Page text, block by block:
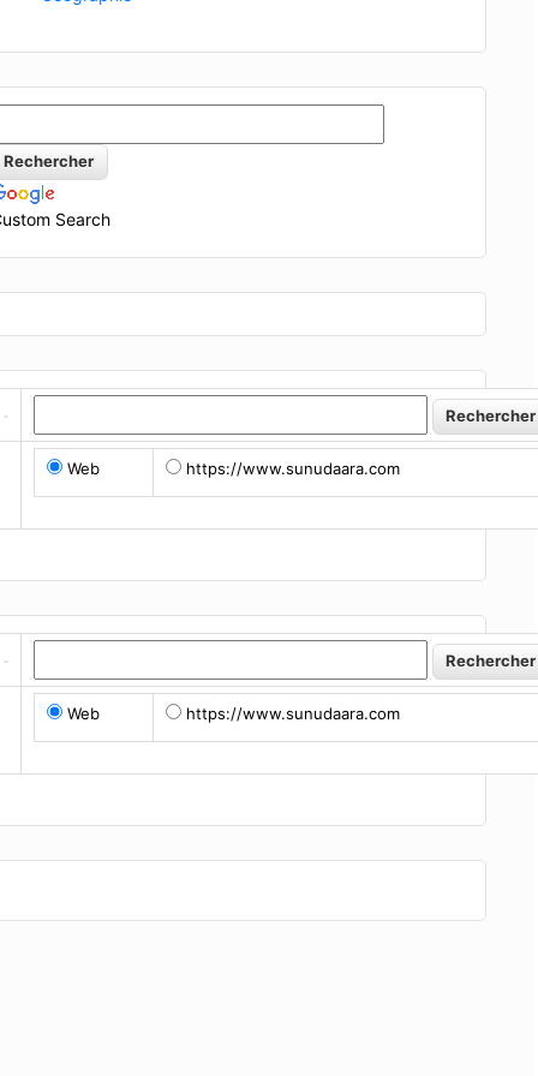
Search
Web https://www.sunudaara.com
Web https://www.sunudaara.com